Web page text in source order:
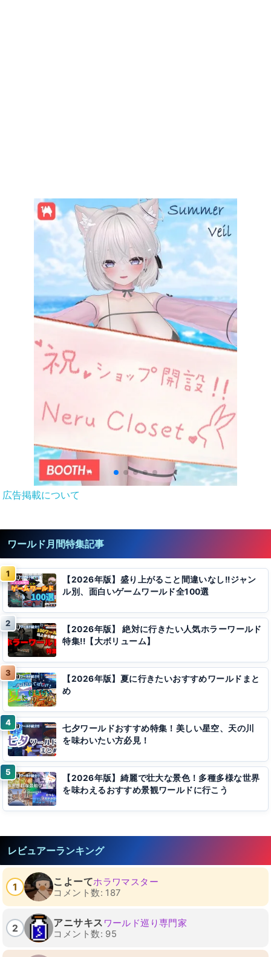
広告掲載について
ワールド月間特集記事
【2026年版】盛り上がること間違いなし!!ジャン
ル別、面白いゲームワールド全100選
【2026年版】 絶対に行きたい人気ホラーワールド
特集!!【大ボリューム】
【2026年版】夏に行きたいおすすめワールドまと
め
七夕ワールドおすすめ特集！美しい星空、天の川
を味わいたい方必見！
【2026年版】綺麗で壮大な景色！多種多様な世界
を味わえるおすすめ景観ワールドに行こう
レビュアーランキング
1 こよーてホラワマスター
コメント数: 187
2 アニサキス ワールド巡り専門家
コメント数: 95